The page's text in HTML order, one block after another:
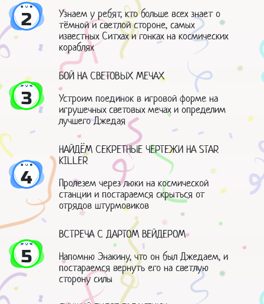
2
Узнаем у ребят, кто больше всех знает о
тёмной и светлой стороне, самых
известных Ситхах и гонках на космических
кораблях
3
БОЙ НА СВЕТОВЫХ МЕЧАХ
Устроим поединок в игровой форме на
игрушечных световых мечах и определим
лучшего Джедая
4
НАЙДЁМ СЕКРЕТНЫЕ ЧЕРТЕЖИ НА STAR
KILLER
Пролезем через люки на космической
станции и постараемся скрыться от
отрядов штурмовиков
5
ВСТРЕЧА С ДАРТОМ ВЕЙДЕРОМ
Напомню Энакину, что он был Джедаем, и
постараемся вернуть его на светлую
сторону силы